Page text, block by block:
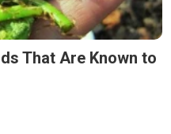
That Are Known to